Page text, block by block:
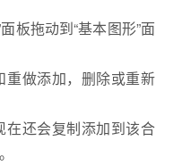
板拖动到“基本图形”面
重做添加，删除或重新
在还会复制添加到该合